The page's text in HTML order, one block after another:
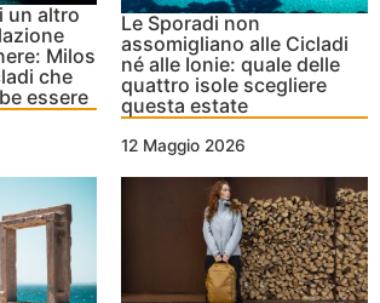
un altro
Milos
che
essere
Le Sporadi non
assomigliano alle Cicladi
né alle Ionie: quale delle
quattro isole scegliere
questa estate
12 Maggio 2026